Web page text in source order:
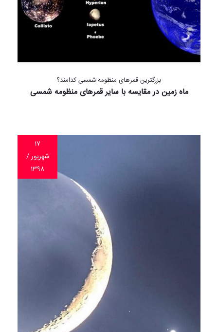
بزرگترین قمرهای منظومه شمسی کدامند؟
ماه زمین در مقایسه با سایر قمرهای منظومه شمسی
۱۷
شهریور /
۱۳۹۸